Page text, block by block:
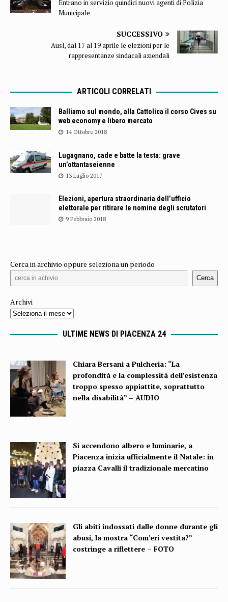
Entrano in servizio quindici nuovi agenti di Polizia
Municipale
SUCCESSIVO
Ausl, dal 17 al 19 aprile le elezioni per le
rappresentanze sindacali aziendali
ARTICOLI CORRELATI
Balliamo sul mondo, alla Cattolica il corso Cives su
web economy e libero mercato
14 Ottobre 2018
Lugagnano, cade e batte la testa: grave
un’ottantaseienne
13 Luglio 2017
Elezioni, apertura straordinaria dell’ufficio
elettorale per ritirare le nomine degli scrutatori
9 Febbraio 2018
Cerca in archivio oppure seleziona un periodo
Cerca
Archivi
ULTIME NEWS DI PIACENZA 24
Chiara Bersani a Pulcheria: “La
profondità e la complessità dell’esistenza
troppo spesso appiattite, soprattutto
nella disabilità” – AUDIO
Si accendono albero e luminarie, a
Piacenza inizia ufficialmente il Natale: in
piazza Cavalli il tradizionale mercatino
Gli abiti indossati dalle donne durante gli
abusi, la mostra “Com’eri vestita?”
costringe a riflettere – FOTO